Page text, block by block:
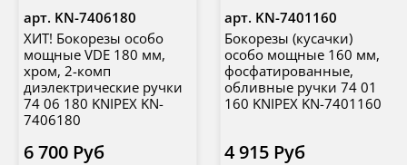
арт. KN-7406180
ХИТ! Бокорезы особо
мощные VDE 180 мм,
хром, 2-комп
диэлектрические ручки
74 06 180 KNIPEX KN-
7406180
6 700 Руб
арт. KN-7401160
Бокорезы (кусачки)
особо мощные 160 мм,
фосфатированные,
обливные ручки 74 01
160 KNIPEX KN-7401160
4 915 Руб